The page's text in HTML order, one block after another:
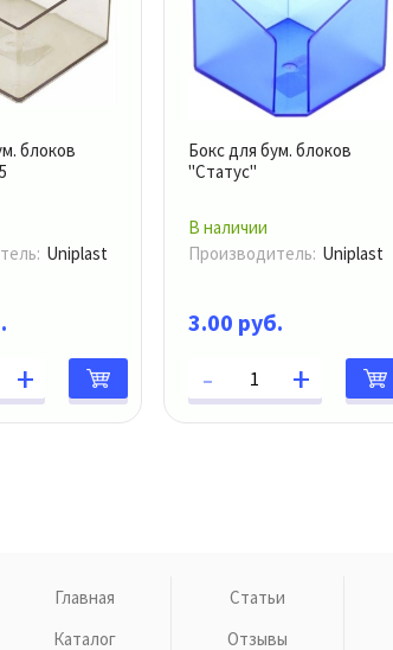
блоков
Uniplast
Бокс для бум. блоков
"Статус"
В наличии
Производитель: Uniplast
3.00 руб.
Главная
Каталог
Статьи
Отзывы